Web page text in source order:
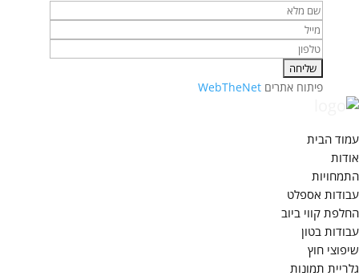
פיתוח אתרים WebTheNet
עמוד הבית
אודות
התמחויות
עבודות אספלט
החלפת קווי ביוב
עבודות בטון
שיפוצי חוץ
גלריית תמונות